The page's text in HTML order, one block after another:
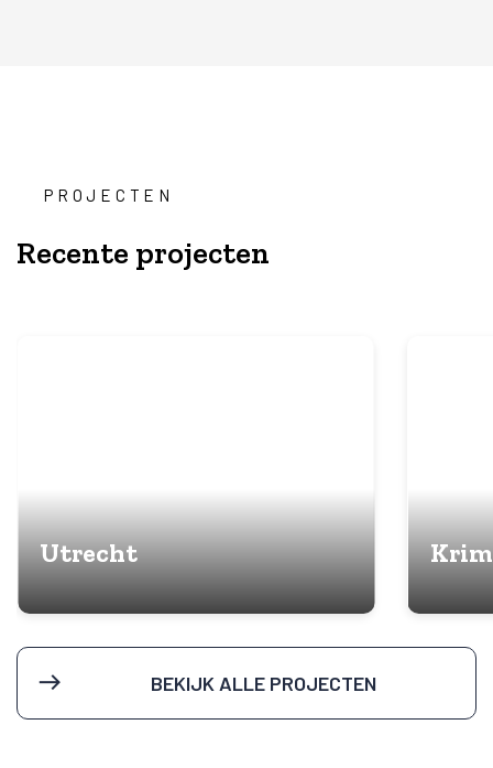
PROJECTEN
Recente projecten
Utrecht
BEKIJK ALLE PROJECTEN